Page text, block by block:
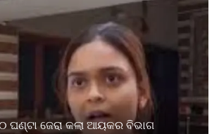
ଘଣ୍ଟା ଜେରା କଲା ଆୟକର ବିଭାଗ